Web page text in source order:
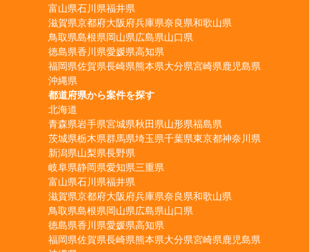
富山県石川県福井県
滋賀県京都府大阪府兵庫県奈良県和歌山県
鳥取県島根県岡山県広島県山口県
徳島県香川県愛媛県高知県
福岡県佐賀県長崎県熊本県大分県宮崎県鹿児島県
沖縄県
都道府県から案件を探す
北海道
青森県岩手県宮城県秋田県山形県福島県
茨城県栃木県群馬県埼玉県千葉県東京都神奈川県
新潟県山梨県長野県
岐阜県静岡県愛知県三重県
富山県石川県福井県
滋賀県京都府大阪府兵庫県奈良県和歌山県
鳥取県島根県岡山県広島県山口県
徳島県香川県愛媛県高知県
福岡県佐賀県長崎県熊本県大分県宮崎県鹿児島県